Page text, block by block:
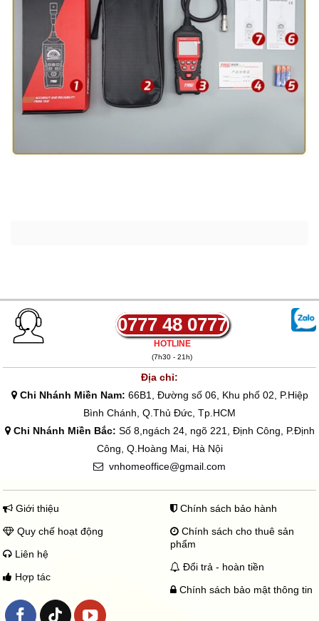
0777 48 0777
HOTLINE
(7h30 - 21h)
Địa chỉ:
Chi Nhánh Miền Nam: 66B1, Đường số 06, Khu phố 02, P.Hiệp
Bình Chánh, Q.Thủ Đức, Tp.HCM
Chi Nhánh Miền Bắc: Số 8,ngách 24, ngõ 221, Định Công, P.Định
Công, Q.Hoàng Mai, Hà Nội
vnhomeoffice@gmail.com
Giới thiệu
Quy chế hoạt động
Liên hệ
Hợp tác
Chính sách bảo hành
Chính sách cho thuê sản
phẩm
Đổi trả - hoàn tiền
Chính sách bảo mật thông tin